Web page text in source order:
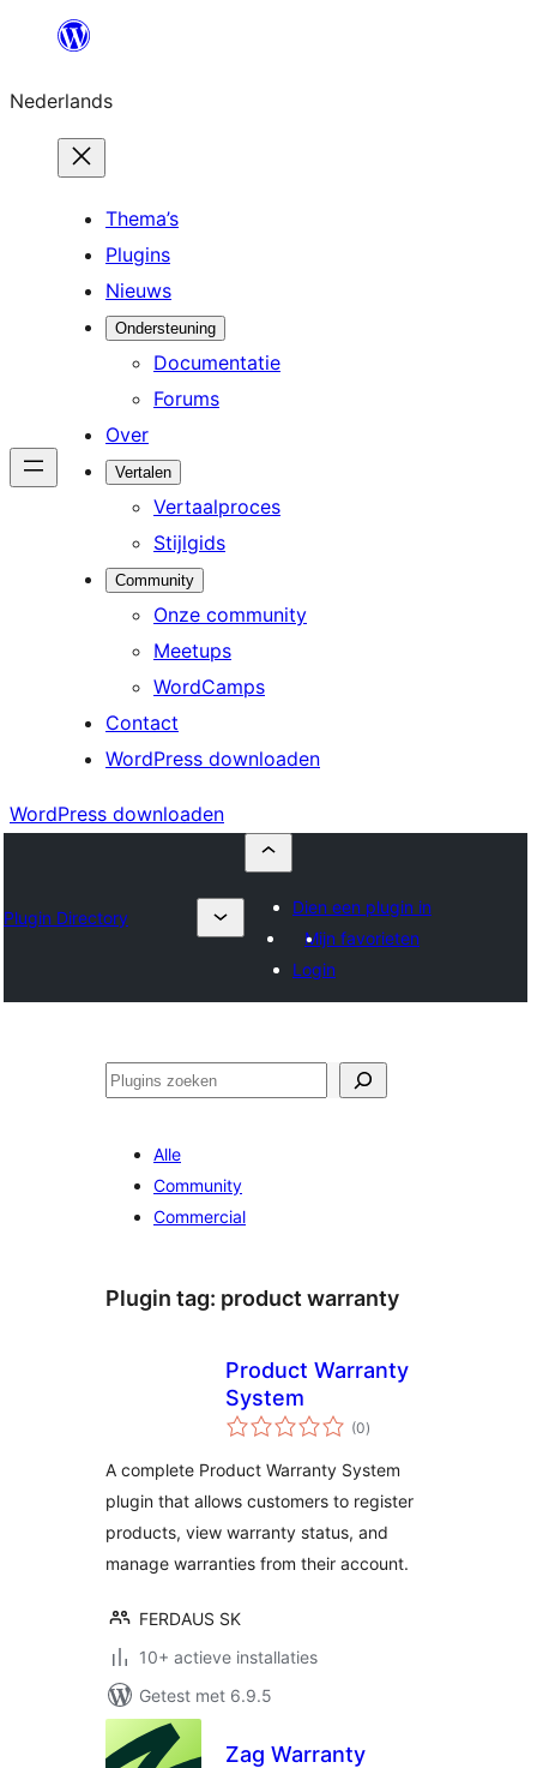
de
inhoud
Nederlands
Thema’s
Plugins
Nieuws
Ondersteuning
Documentatie
Forums
Over
Vertalen
Vertaalproces
Stijlgids
Community
Onze community
Meetups
WordCamps
Contact
WordPress downloaden
WordPress downloaden
Plugin Directory
Dien een plugin in
Mijn favorieten
Login
Zoeken
Alle
Community
Commercial
Plugin tag: product warranty
Product Warranty
System
(0totaal
waarderingen
)
A complete Product Warranty System
plugin that allows customers to register
products, view warranty status, and
manage warranties from their account.
FERDAUS SK
10+ actieve installaties
Getest met 6.9.5
Zag Warranty